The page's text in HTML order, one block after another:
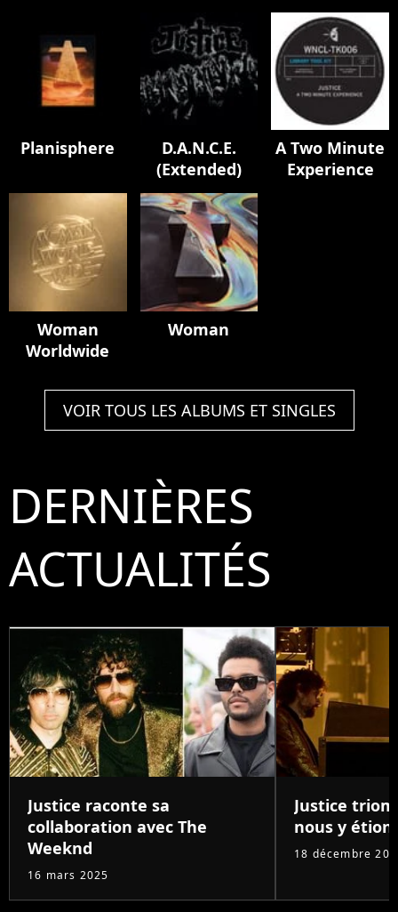
Planisphere
D.A.N.C.E.
(Extended)
A Two Minute
Experience
Woman
Worldwide
Woman
VOIR TOUS LES ALBUMS ET SINGLES
DERNIÈRES
ACTUALITÉS
Justice raconte sa
collaboration avec The
Weeknd
16 mars 2025
Justice
nous y
18 décembre